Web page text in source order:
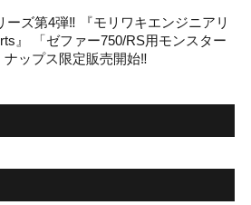
ーズ第4弾‼ 『モリワキエンジニアリ
』 「ゼファー750/RS用モンスター
ップス限定販売開始‼